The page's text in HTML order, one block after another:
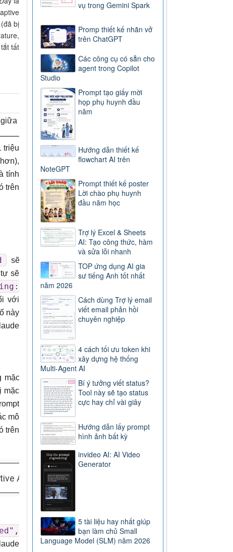
bị
tất
tốc độ và trí thông minh
triệu
tính
trên
sẽ
sẽ
với
này
mặc
mặc
mô
trên
AI Hướng dẫn Educaplay
vụ trong Gemini Spark
Promp thiết kế nhãn vở
trên ChatGPT
Các công cụ có sẵn cho
agent trong Copilot
Studio
Prompt tạo giấy mời
họp phụ huynh đầu
năm
Hướng dẫn thiết kế
flowchart AI trên
NoteGPT
Prompt thiết kế poster
Lời chào phụ huynh
đầu năm học
Trợ lý Excel & Sheets
AI: Tạo công thức, hàm
và sửa lỗi nhanh
TOP ứng dụng AI gia
sư tiếng Anh tốt nhất
năm 2026
Cách dùng Trợ lý email
viết email phản hồi
chuyên nghiệp
4 cách tối ưu token khi
xây dựng hệ thống
Multi-Agent AI
Bí ý tưởng viết status?
Tool này sẽ tạo status
cực hay chỉ vài giây
Hướng dẫn lấy prompt
hình ảnh bất kỳ
invideo AI: AI Video
Generator
5 tài liệu hay nhất giúp
bạn làm chủ Small
Language Model (SLM) năm 2026